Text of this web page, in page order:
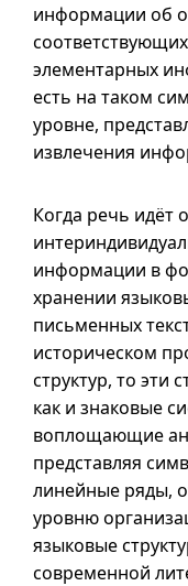
информации об
элементарных
есть на таком
уровне,
извлечения
Когда речь идёт
информации в
хранении
письменных
историческом
структур, то эти
как и знаковые
воплощающие
представляя
линейные ряды,
уровню
языковые
современной